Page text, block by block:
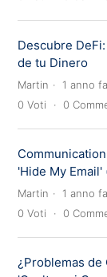
Descubre
de tu Dinero
Martin
1 anno fa
0 Voti 0
'Hide My Email'
Martin
1 anno fa
0 Voti 0
¿Problemas de